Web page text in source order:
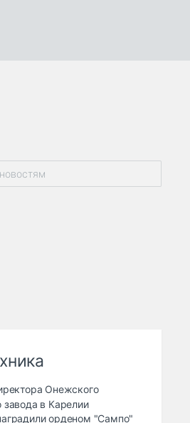
Онежского
завода в Карелии
орденом "Сампо"